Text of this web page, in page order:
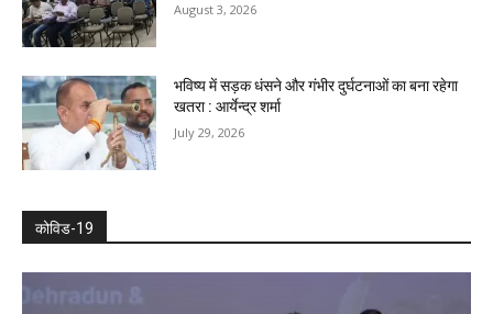
August 3, 2026
भविष्य में सड़क धंसने और गंभीर दुर्घटनाओं का बना रहेगा
खतरा : आर्येन्द्र शर्मा
July 29, 2026
कोविड-19